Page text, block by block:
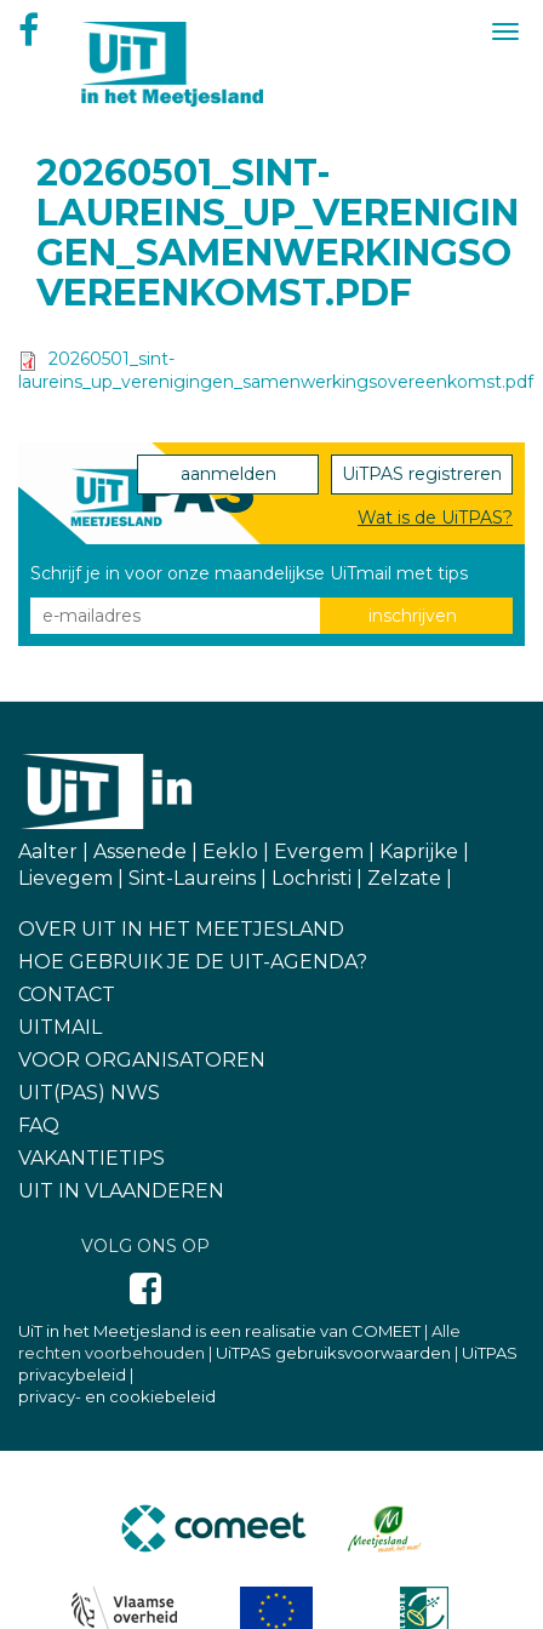
Overslaan
en
20260501_SINT-
LAUREINS_UP_VERENIGIN
GEN_SAMENWERKINGSO
VEREENKOMST.PDF
20260501_sint-
laureins_up_verenigingen_samenwerkingsovereenkomst.pdf
UiTPAS registreren
aanmelden
Wat is de UiTPAS?
Schrijf je in voor onze maandelijkse UiTmail met tips
Aalter Assenede Eeklo Evergem Kaprijke
Lievegem
Sint-Laureins Lochristi Zelzate
OVER UIT IN HET MEETJESLAND
HOE GEBRUIK JE DE UIT-AGENDA?
CONTACT
UITMAIL
VOOR ORGANISATOREN
UIT(PAS) NWS
FAQ
VAKANTIETIPS
UIT IN VLAANDEREN
VOLG ONS OP
UiT in het Meetjesland is een realisatie van COMEET| Alle
rechten voorbehouden | UiTPAS gebruiksvoorwaarden | UiTPAS
privacybeleid |
privacy- en cookiebeleid